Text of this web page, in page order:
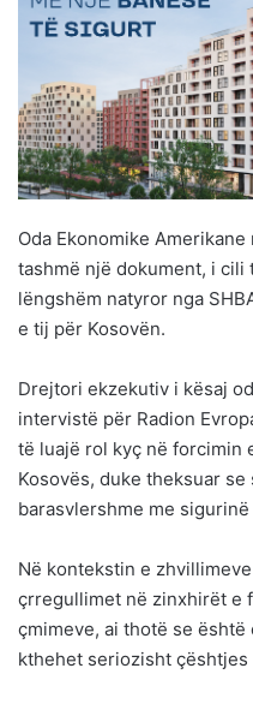
Oda Ekonomike
tashmë një dokument, i
lëngshëm natyror nga
e tij për Kosovën.
Drejtori ekzekutiv i kësaj
intervistë për Radion
të luajë rol kyç në forcimin
Kosovës, duke theksuar
barasvlershme me
Në kontekstin e
çrregullimet në zinxhirët e
çmimeve, ai thotë se është
kthehet seriozisht çështjes